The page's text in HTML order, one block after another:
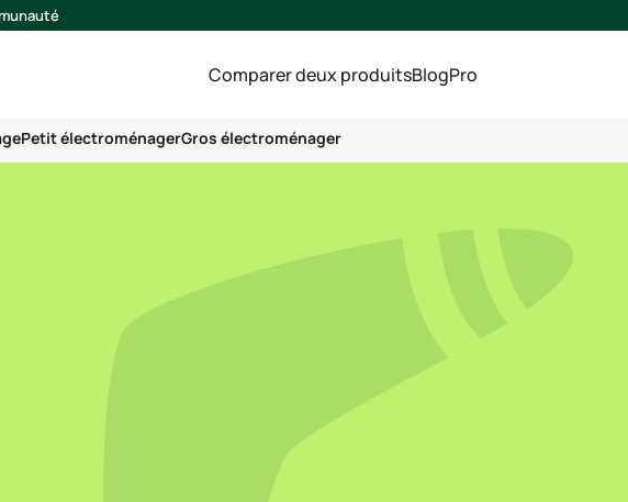
Comparer deux produitsBlogPro
Petit électroménagerGros électroménager